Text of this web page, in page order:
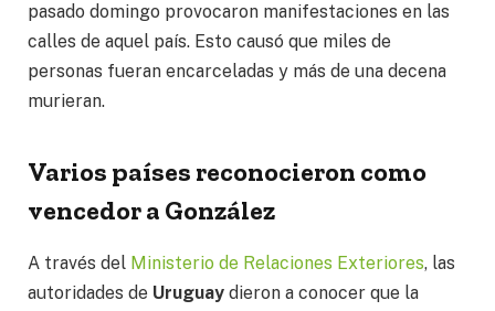
pasado domingo provocaron manifestaciones en las
calles de aquel país. Esto causó que miles de
personas fueran encarceladas y más de una decena
murieran.
Varios países reconocieron como
vencedor a González
A través del Ministerio de Relaciones Exteriores, las
autoridades de Uruguay dieron a conocer que la